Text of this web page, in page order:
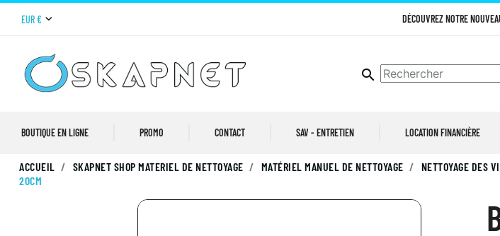
EUR € DÉCOUVREZ NOTRE
search
BOUTIQUE EN LIGNE PROMO CONTACT SAV - ENTRETIEN LOCATION FINANCIÈRE
ACCUEIL SKAPNET SHOP MATERIEL DE NETTOYAGE MATÉRIEL MANUEL DE NETTOYAGE NETTOYAGE DES
20CM